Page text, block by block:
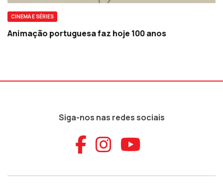
CINEMA E SÉRIES
Animação portuguesa faz hoje 100 anos
Siga-nos nas redes sociais
Aceder ao
Aceder ao
Aceder